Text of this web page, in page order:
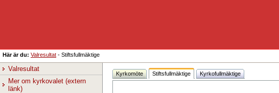
Här är du: Valresultat - Stiftsfullmäktige
Valresultat
Mer om kyrkovalet (extern
länk)
Kyrkomöte Stiftsfullmäktige Kyrkofullmäktige